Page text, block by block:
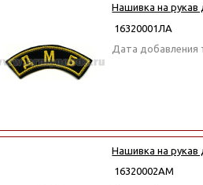
Нашивка на
16320001ЛА
Дата добавления
Нашивка на
16320002АМ